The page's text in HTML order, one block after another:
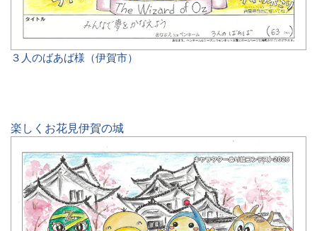
３人のばあば様（伊賀市）
楽しくお花見伊賀の城